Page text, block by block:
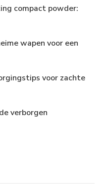
compact powder:
wapen voor een
voor zachte
verborgen